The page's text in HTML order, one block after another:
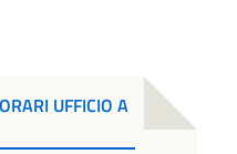
UFFICIO A